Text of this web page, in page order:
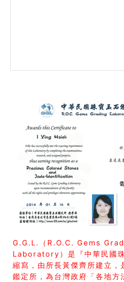
G.G.L.（R.O.C. Gems
Laboratory）是『中華民國
縮寫，由所長黃傑齊所建立，
鑑定所，為台灣政府「各地方